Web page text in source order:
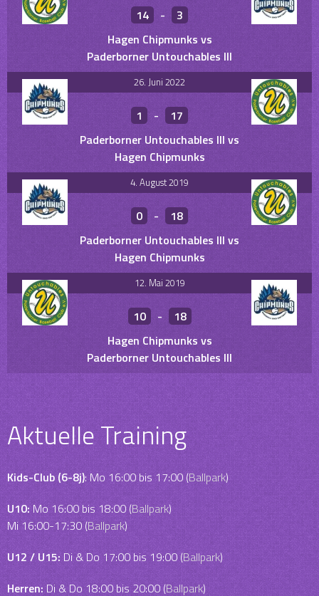
14 -
3
Hagen Chipmunks vs
Paderborner Untouchables III
26. Juni 2022
1 -
17
Paderborner Untouchables III vs
Hagen Chipmunks
4. August 2019
0 -
18
Paderborner Untouchables III vs
Hagen Chipmunks
12. Mai 2019
10 -
18
Hagen Chipmunks vs
Paderborner Untouchables III
Aktuelle Training
Kids-Club (6-8j): Mo 16:00 bis 17:00 (Ballpark)
U10:Mo 16:00 bis 18:00 (Ballpark)
Mi 16:00-17:30 (Ballpark)
U12 / U15: Di & Do 17:00 bis 19:00 (Ballpark)
Herren:Di & Do 18:00 bis 20:00 (Ballpark)